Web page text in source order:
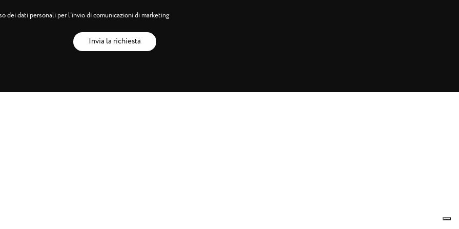
dei dati personali per l'invio di comunicazioni di marketing
Invia la richiesta